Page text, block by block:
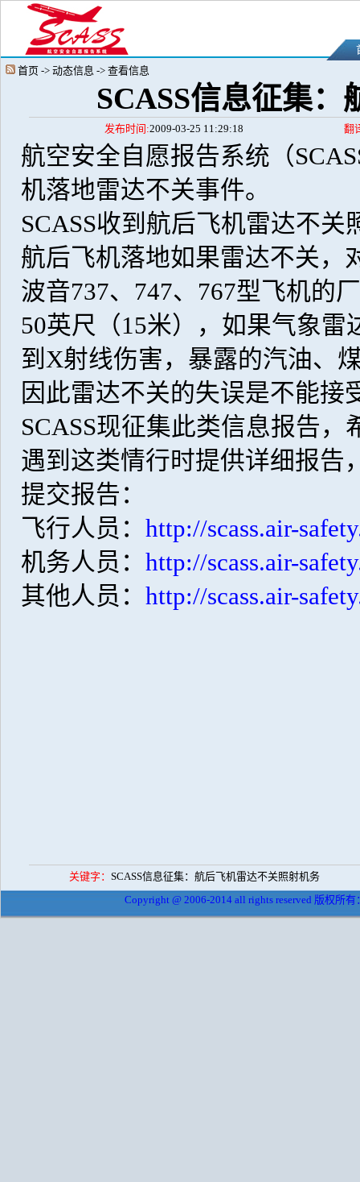
首页 -> 动态信息 -> 查看信息
SCASS信息征集
发布时间:2009-03-25 11:29:18 翻
航空安全自愿报告系统（
机落地雷达不关事件。
SCASS收到航后飞机雷达不
航后飞机落地如果雷达不关，
波音737、747、767型飞机的
50英尺（15米），如果气象
到X射线伤害，暴露的汽油、
因此雷达不关的失误是不能
SCASS现征集此类信息报告
遇到这类情行时提供详细报告
提交报告：
飞行人员： http://scass.air-
机务人员： http://scass.air-
其他人员： http://scass.air-
关键字： SCASS信息征集：航后飞机雷达不关照射机务
Copyright @ 2006-2014 all rights reserved 版权所